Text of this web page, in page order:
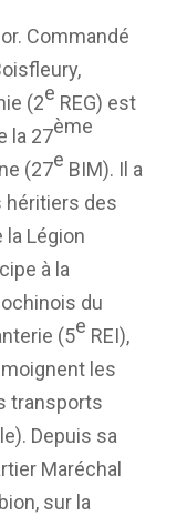
Commandé
(2e REG) est
la 27ème
(27e BIM). Il a
héritiers des
Légion
à la
du
(5e REI),
les
transports
Depuis sa
Maréchal
sur la